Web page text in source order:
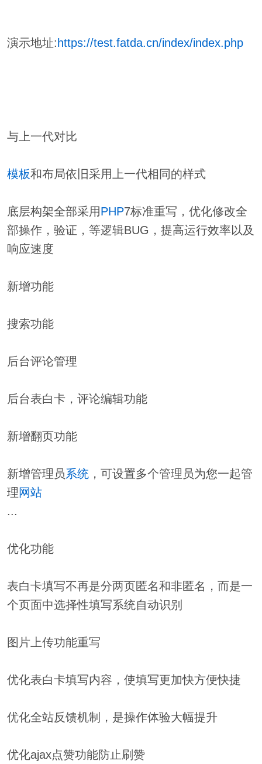
演示地址: https://test.fatda.cn/index/index.php
与上一代对比
模板和布局依旧采用上一代相同的样式
底层构架全部采用PHP7标准重写，优化修改全
部操作，验证，等逻辑BUG，提高运行效率以及
响应速度
新增功能
搜索功能
后台评论管理
后台表白卡，评论编辑功能
新增翻页功能
新增管理员系统，可设置多个管理员为您一起管
理 网站
...
优化功能
表白卡填写不再是分两页匿名和非匿名，而是一
个页面中选择性填写系统自动识别
图片上传功能重写
优化表白卡填写内容，使填写更加快方便快捷
优化全站反馈机制，是操作体验大幅提升
优化ajax点赞功能防止刷赞